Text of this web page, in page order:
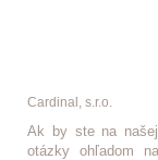
Cardinal, s.r.o.
Ak by ste na našej
otázky ohľadom